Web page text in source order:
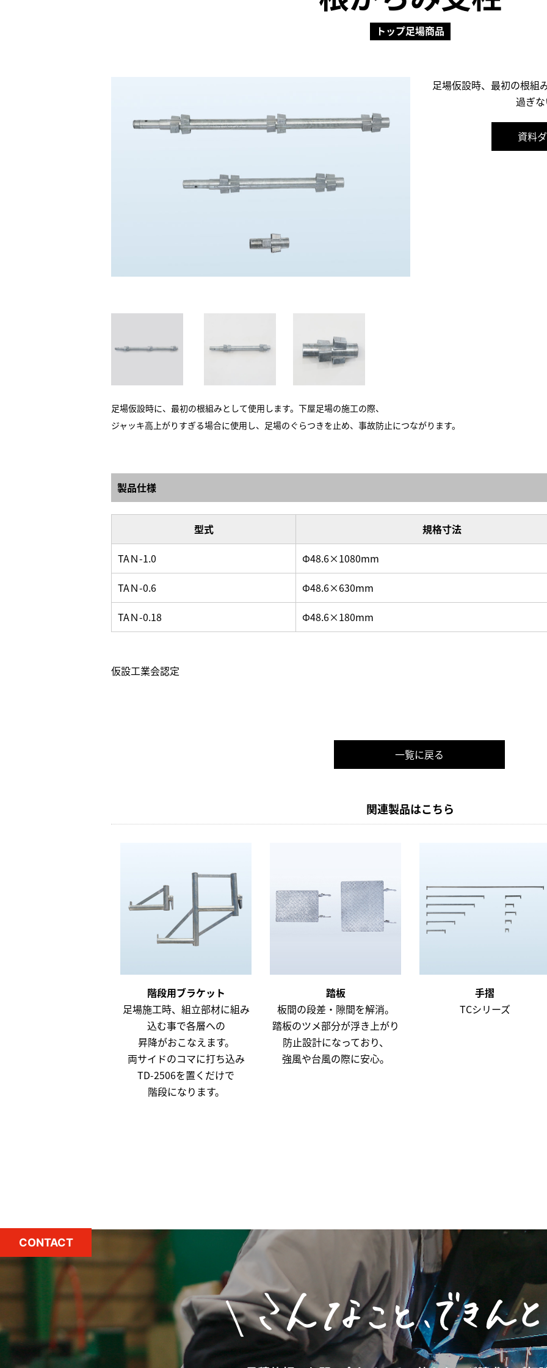
トップ足場商品
足場仮設時、最初の根組
過ぎ
資料
足場仮設時に、最初の根組みとして使用します。下屋足場の施工の際、
ジャッキ高上がりすぎる場合に使用し、足場のぐらつきを止め、事故防止につながります。
製品仕様
型式
規格寸法
TAＮ-1.0
Φ48.6×1080mm
TAＮ-0.6
Φ48.6×630mm
TAＮ-0.18
Φ48.6×180mm
仮設工業会認定
一覧に戻る
関連製品はこちら
階段用ブラケット
足場施工時、組立部材に組み
込む事で各層への
昇降がおこなえます。
両サイドのコマに打ち込み
TD-2506を置くだけで
階段になります。
踏板
板間の段差・隙間を解消。
踏板のツメ部分が浮き上がり
防止設計になっており、
強風や台風の際に安心。
手摺
TCシリーズ
CONTACT